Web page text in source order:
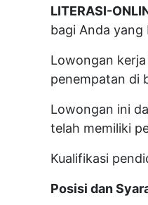
LITERASI-
bagi Anda
Lowongan
penempatan di
Lowongan ini
telah memiliki
Kualifikasi
Posisi dan